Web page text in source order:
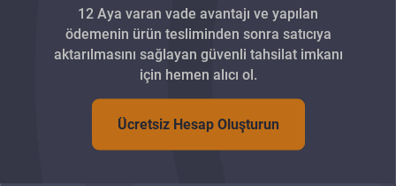
12 Aya varan vade avantajı ve yapılan
ödemenin ürün tesliminden sonra satıcıya
aktarılmasını sağlayan güvenli tahsilat imkanı
için hemen alıcı ol.
Ücretsiz Hesap Oluşturun